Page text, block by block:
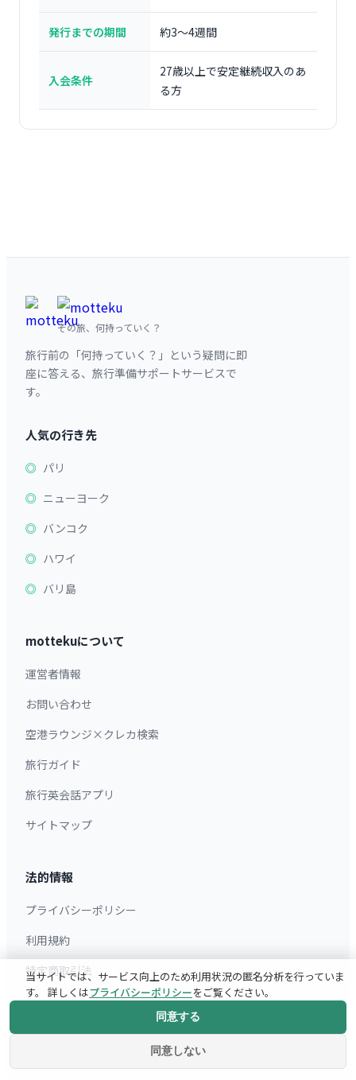
発行までの期間 約3〜4週間
入会条件
27歳以上で安定継続収入のあ
る方
その旅、何持っていく？
旅行前の「何持っていく？」という疑問に即
座に答える、旅行準備サポートサービスで
す。
人気の行き先
パリ
ニューヨーク
バンコク
ハワイ
バリ島
mottekuについて
運営者情報
お問い合わせ
空港ラウンジ×クレカ検索
旅行ガイド
旅行英会話アプリ
サイトマップ
法的情報
プライバシーポリシー
利用規約
特定商取引法
© 2026 motteku. All rights reserved.
当サイトでは、サービス向上のため利用状況の匿名分析を行っていま
す。 詳しくはプライバシーポリシーをご覧ください。
同意しない
同意する